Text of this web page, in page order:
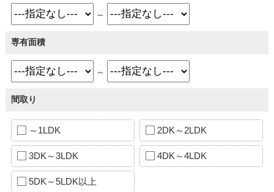
～
専有面積
～
間取り
～1LDK 2DK～2LDK
3DK～3LDK 4DK～4LDK
5DK～5LDK以上